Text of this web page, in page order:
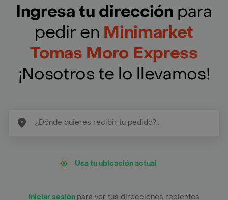
Ingresa tu dirección para
pedir en Minimarket
Tomas Moro Express
¡Nosotros te lo llevamos!
Usa tu ubicación actual
Iniciar sesión para ver tus direcciones recientes